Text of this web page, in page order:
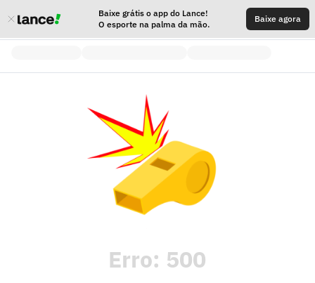
Baixe grátis o app do Lance!
O esporte na palma da mão.
Baixe agora
Erro: 500